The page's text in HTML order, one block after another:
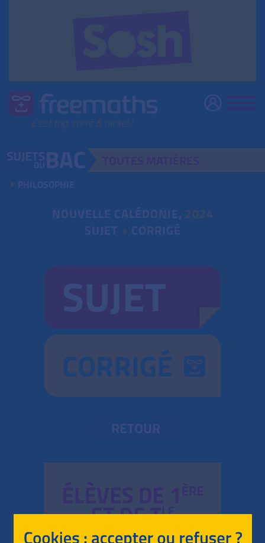
PHILOSOPHIE
NOUVELLE CALÉDONIE, 2024
SUJET + CORRIGÉ
CORRIGÉ
RETOUR